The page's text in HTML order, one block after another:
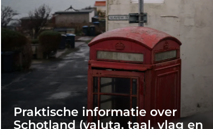
Praktische informatie over
Schotland (valuta, taal, vlag en